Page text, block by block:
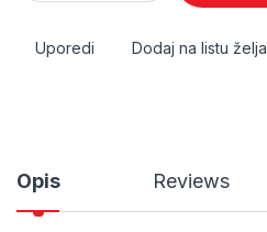
Uporedi Dodaj na listu želja
Opis Reviews